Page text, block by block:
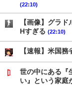
(22:10)
【画像】グラ
Hすぎる (22:10)
【速報】米国
世の中にある『
い』という家庭